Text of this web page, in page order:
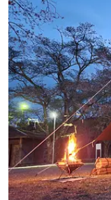
ださい。